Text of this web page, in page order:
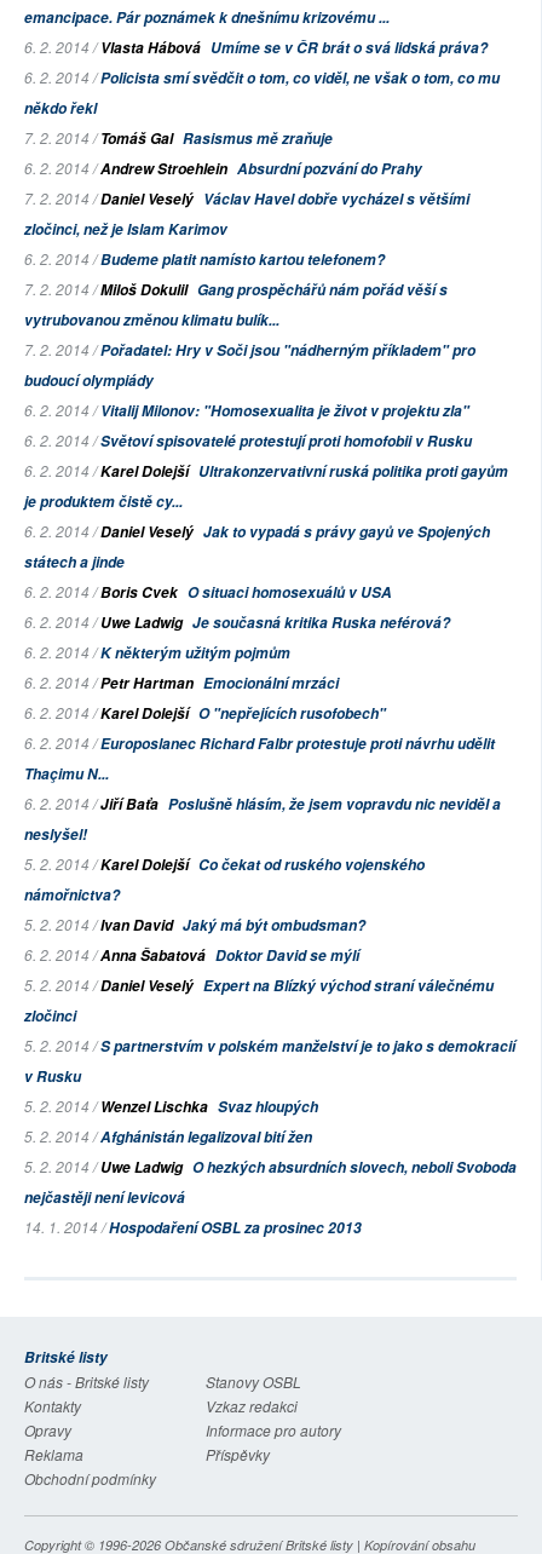
emancipace. Pár poznámek k dnešnímu krizovému ...
6. 2. 2014 /Vlasta Hábová Umíme se v ČR brát o svá lidská práva?
6. 2. 2014 /Policista smí svědčit o tom, co viděl, ne však o tom, co mu
někdo řekl
7. 2. 2014 /Tomáš Gal Rasismus mě zraňuje
6. 2. 2014 /Andrew Stroehlein Absurdní pozvání do Prahy
7. 2. 2014 /Daniel Veselý Václav Havel dobře vycházel s většími
zločinci, než je Islam Karimov
6. 2. 2014 /Budeme platit namísto kartou telefonem?
7. 2. 2014 /Miloš Dokulil Gang prospěchářů nám pořád věší s
vytrubovanou změnou klimatu bulík...
7. 2. 2014 /Pořadatel: Hry v Soči jsou "nádherným příkladem" pro
budoucí olympiády
6. 2. 2014 /Vitalij Milonov: "Homosexualita je život v projektu zla"
6. 2. 2014 /Světoví spisovatelé protestují proti homofobii v Rusku
6. 2. 2014 /Karel Dolejší Ultrakonzervativní ruská politika proti gayům
je produktem čistě cy...
6. 2. 2014 /Daniel Veselý Jak to vypadá s právy gayů ve Spojených
státech a jinde
6. 2. 2014 /Boris Cvek O situaci homosexuálů v USA
6. 2. 2014 /Uwe Ladwig Je současná kritika Ruska neférová?
6. 2. 2014 /K některým užitým pojmům
6. 2. 2014 /Petr Hartman Emocionální mrzáci
6. 2. 2014 /Karel Dolejší O "nepřejících rusofobech"
6. 2. 2014 /Europoslanec Richard Falbr protestuje proti návrhu udělit
Thaçimu N...
6. 2. 2014 /Jiří Baťa Poslušně hlásím, že jsem vopravdu nic neviděl a
neslyšel!
5. 2. 2014 /Karel Dolejší Co čekat od ruského vojenského
námořnictva?
5. 2. 2014 /Ivan David Jaký má být ombudsman?
6. 2. 2014 /Anna Šabatová Doktor David se mýlí
5. 2. 2014 /Daniel Veselý Expert na Blízký východ straní válečnému
zločinci
5. 2. 2014 /S partnerstvím v polském manželství je to jako s demokracií
v Rusku
5. 2. 2014 /Wenzel Lischka Svaz hloupých
5. 2. 2014 /Afghánistán legalizoval bití žen
5. 2. 2014 /Uwe Ladwig O hezkých absurdních slovech, neboli Svoboda
nejčastěji není levicová
14. 1. 2014 /Hospodaření OSBL za prosinec 2013
Britské listy
O nás - Britské listy
Stanovy OSBL
Kontakty
Vzkaz redakci
Opravy
Informace pro autory
Reklama
Příspěvky
Obchodní podmínky
Copyright © 1996-2026 Občanské sdružení Britské listy | Kopírování obsahu